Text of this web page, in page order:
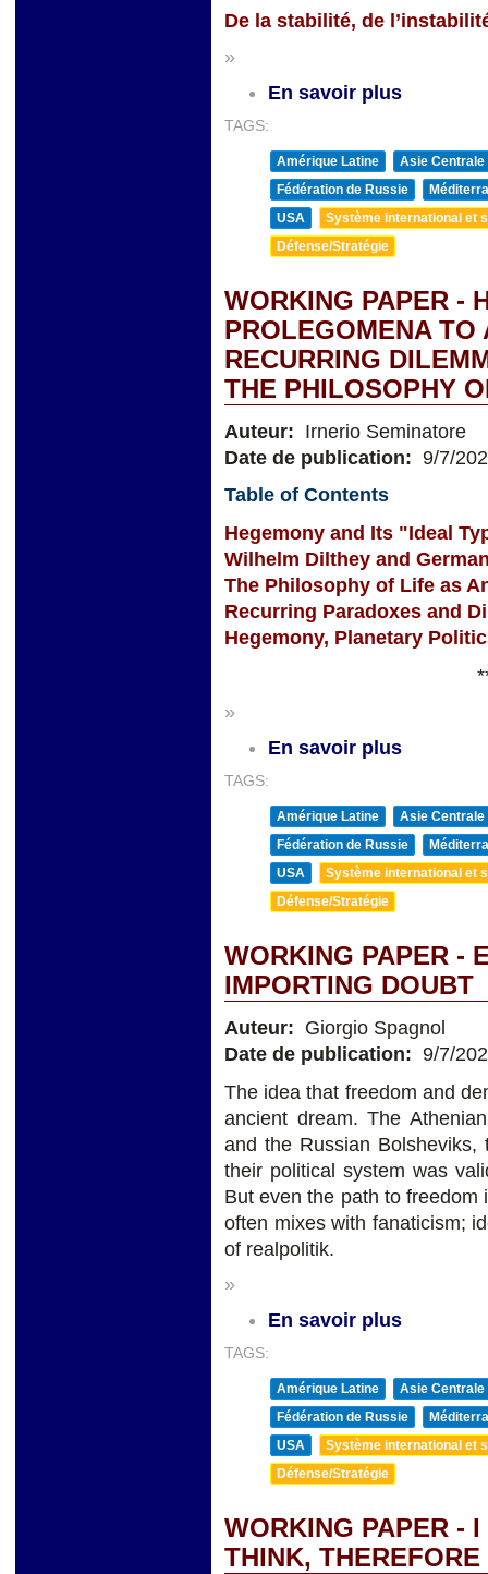
De la stabilité, de
»
En savoir plus
TAGS:
Amérique Latine
Asie Centrale
Fédération de Russie
USA
Système international et
Défense/Stratégie
WORKING PAPER -
PROLEGOMENA TO
RECURRING
THE PHILOSOPHY
Auteur: Irnerio Seminatore
Date de publication: 9/7/
Table of Contents
Hegemony and Its "Ideal
Wilhelm Dilthey and
The Philosophy of Life as
Recurring Paradoxes and
Hegemony, Planetary
»
En savoir plus
TAGS:
Amérique Latine
Asie Centrale
Fédération de Russie
USA
Système international et
Défense/Stratégie
WORKING PAPER -
IMPORTING DOUBT
Auteur: Giorgio Spagnol
Date de publication: 9/7/
The idea that freedom and
ancient dream. The
and the Russian
their political system was
But even the path to
often mixes with fanaticism;
of realpolitik.
»
En savoir plus
TAGS:
Amérique Latine
Asie Centrale
Fédération de Russie
USA
Système international et
Défense/Stratégie
WORKING PAPER -
THINK, THEREFORE